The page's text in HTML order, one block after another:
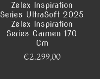
Zelex Inspiration
Series UltraSoft 2025
Zelex Inspiration
Series Carmen 170
Cm
€2.299,00